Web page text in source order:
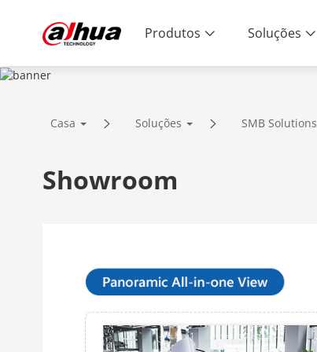
Produtos Soluções
SOLUTIONS
Casa Soluções SMB Solutions
Showroom